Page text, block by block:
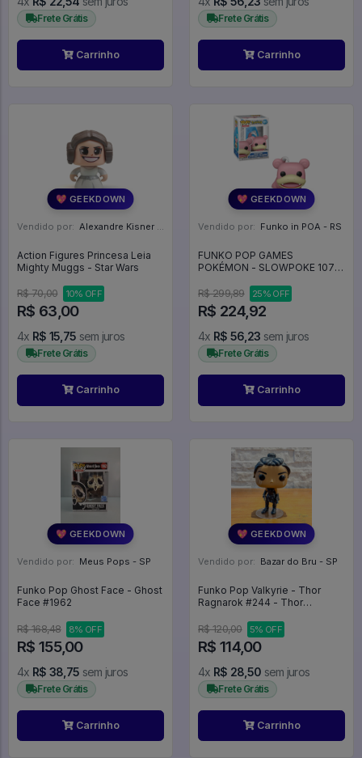
Frete Grátis
Carrinho
Frete Grátis
Carrinho
💖 GEEKDOWN
Vendido por: Alexandre Kisner - PR
Action Figures Princesa Leia
Mighty Muggs - Star Wars
R$ 70,00 10% OFF
R$ 63,00
4x R$ 15,75 sem juros
Frete Grátis
Carrinho
💖 GEEKDOWN
Vendido por: Funko in POA - RS
FUNKO POP GAMES
POKÉMON - SLOWPOKE 1077
R$ 299,89
25% OFF
R$ 224,92
4x R$ 56,23 sem juros
Frete Grátis
Carrinho
💖 GEEKDOWN
Vendido por: Meus Pops - SP
Funko Pop Ghost Face - Ghost
Face #1962
R$ 168,48 8% OFF
R$ 155,00
4x R$ 38,75 sem juros
Frete Grátis
Carrinho
💖 GEEKDOWN
Vendido por: Bazar do Bru - SP
Funko Pop Valkyrie - Thor
Ragnarok #244 - Thor
R$ 120,00
5% OFF
R$ 114,00
4x R$ 28,50 sem juros
Frete Grátis
Carrinho